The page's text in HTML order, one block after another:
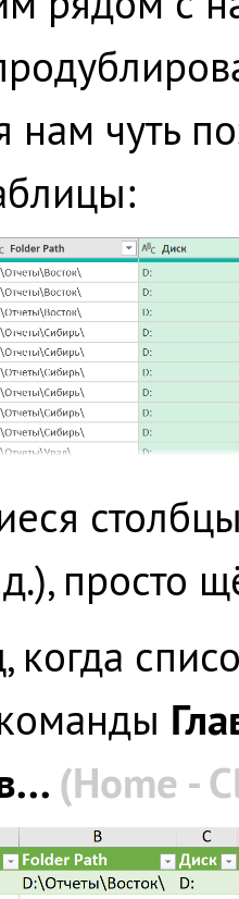
нам чуть
просто
когда
(Home -